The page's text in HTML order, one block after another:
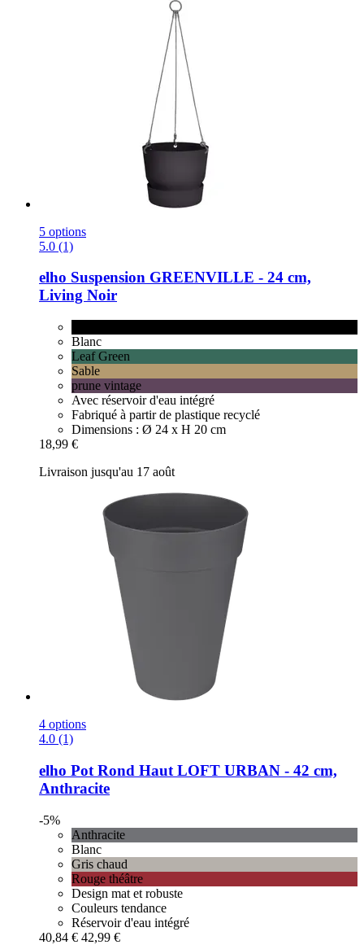
5 options
5.0 (1)
elho Suspension GREENVILLE -​ 24 cm,
Living Noir
Blanc
Leaf Green
Sable
prune vintage
Avec réservoir d'eau intégré
Fabriqué à partir de plastique recyclé
Dimensions : Ø 24 x H 20 cm
18,99 €
Livraison jusqu'au 17 août
4 options
4.0 (1)
elho Pot Rond Haut LOFT URBAN -​ 42 cm,
Anthracite
-5%
Anthracite
Blanc
Gris chaud
Rouge théâtre
Design mat et robuste
Couleurs tendance
Réservoir d'eau intégré
40,84 € 42,99 €